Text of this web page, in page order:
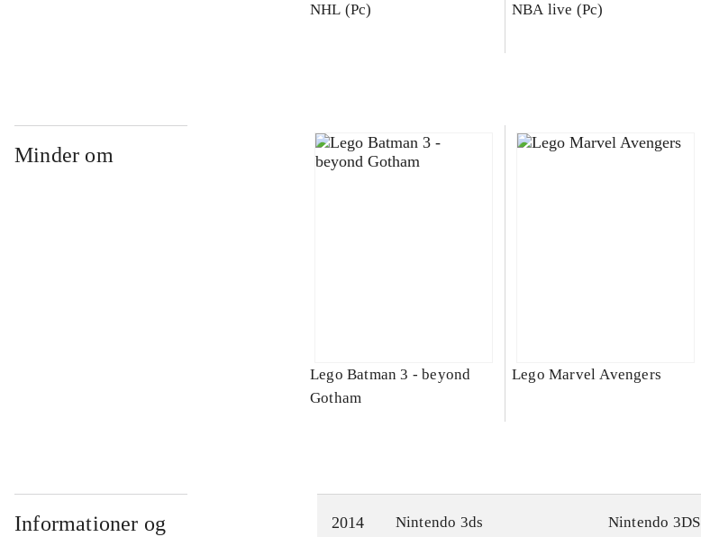
NHL (Pc) NBA live (Pc)
Minder om
Lego Batman 3 - beyond
Gotham
Lego Marvel Avengers
Informationer og
2014 Nintendo 3ds Nintendo 3DS